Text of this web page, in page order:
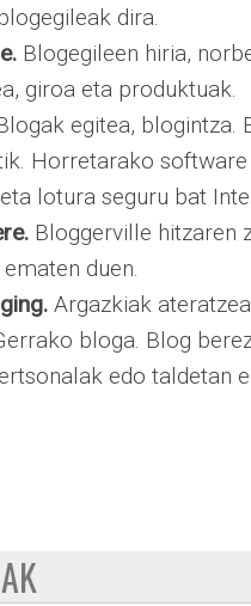
dira.
Blogegileen hiria,
giroa eta produktuak.
egitea, blogintza.
Horretarako
lotura seguru bat
Bloggerville hitzaren
duen.
Argazkiak
bloga. Blog
edo taldetan